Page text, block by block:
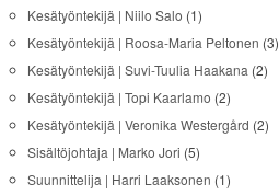
Kesätyöntekijä | Niilo Salo (1)
Kesätyöntekijä | Roosa-Maria Peltonen (3)
Kesätyöntekijä | Suvi-Tuulia Haakana (2)
Kesätyöntekijä | Topi Kaarlamo (2)
Kesätyöntekijä | Veronika Westergård (2)
Sisältöjohtaja | Marko Jori (5)
Suunnittelija | Harri Laaksonen (1)